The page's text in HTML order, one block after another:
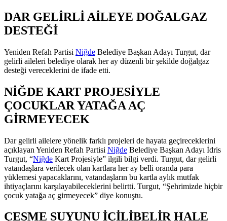
DAR GELİRLİ AİLEYE DOĞALGAZ
DESTEĞİ
Yeniden Refah Partisi Niğde Belediye Başkan Adayı Turgut, dar
gelirli aileleri belediye olarak her ay düzenli bir şekilde doğalgaz
desteği vereceklerini de ifade etti.
NİĞDE KART PROJESİYLE
ÇOCUKLAR YATAĞA AÇ
GİRMEYECEK
Dar gelirli ailelere yönelik farklı projeleri de hayata geçireceklerini
açıklayan Yeniden Refah Partisi Niğde Belediye Başkan Adayı İdris
Turgut, “Niğde Kart Projesiyle” ilgili bilgi verdi. Turgut, dar gelirli
vatandaşlara verilecek olan kartlara her ay belli oranda para
yüklemesi yapacaklarını, vatandaşların bu kartla aylık mutfak
ihtiyaçlarını karşılayabileceklerini belirtti. Turgut, “Şehrimizde hiçbir
çocuk yatağa aç girmeyecek” diye konuştu.
ÇEŞME SUYUNU İÇİLİBELİR HALE